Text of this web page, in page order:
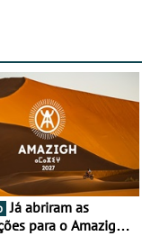
Já abriram as
para o Amazigh